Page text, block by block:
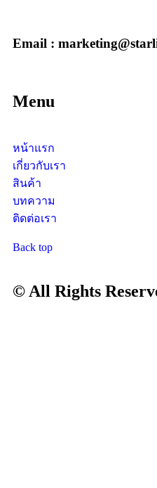
Email :
Menu
หน้าแรก
เกี่ยวกับเรา
สินค้า
บทความ
ติดต่อเรา
Back top
© All Rights